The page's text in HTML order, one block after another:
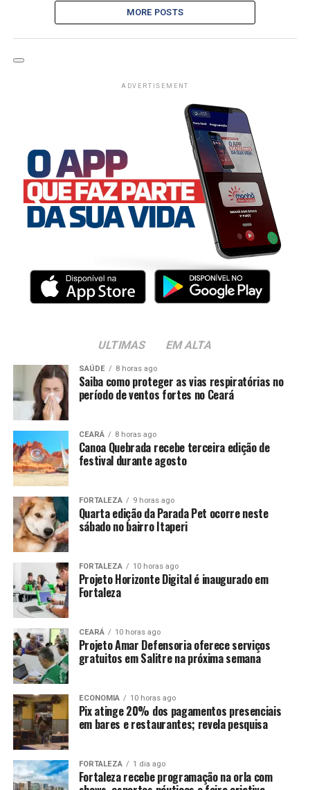
MORE POSTS
ADVERTISEMENT
ULTIMAS EM ALTA
SAÚDE 8 horas ago
Saiba como proteger as vias respiratórias no
período de ventos fortes no Ceará
CEARÁ 8 horas ago
Canoa Quebrada recebe terceira edição de
festival durante agosto
FORTALEZA 9 horas ago
Quarta edição da Parada Pet ocorre neste
sábado no bairro Itaperi
FORTALEZA 10 horas ago
Projeto Horizonte Digital é inaugurado em
Fortaleza
CEARÁ 10 horas ago
Projeto Amar Defensoria oferece serviços
gratuitos em Salitre na próxima semana
ECONOMIA 10 horas ago
Pix atinge 20% dos pagamentos presenciais
em bares e restaurantes; revela pesquisa
FORTALEZA 1 dia ago
Fortaleza recebe programação na orla com